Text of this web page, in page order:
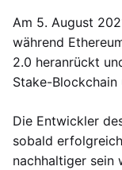
Am 5. August
während
2.0 heranrückt
Stake-Blockchain
Die Entwickler
sobald
nachhaltiger sein